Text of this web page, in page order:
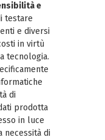
e
testare
e diversi
in virtù
tecnologia.
di
prodotta
in luce
necessità di